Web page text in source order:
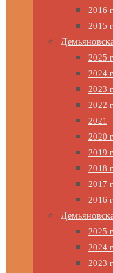
2016
2015
2025
2024
2023
2022
2021
2020
2019
2018
2017
2016
2025
2024
2023